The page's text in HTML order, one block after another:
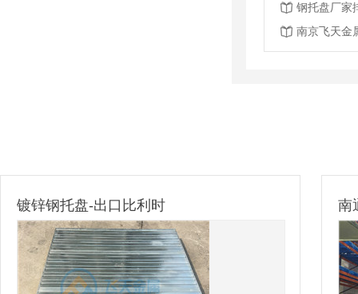
钢托盘厂家
南京飞天金
镀锌钢托盘-出口比利时 南